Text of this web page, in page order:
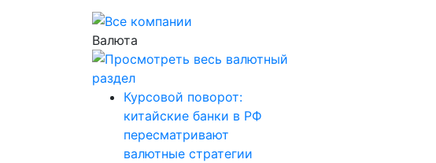
Валюта
Курсовой поворот:
китайские банки в РФ
пересматривают
валютные стратегии